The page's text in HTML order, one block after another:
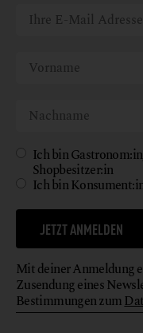
Ich bin
Shopbesitzer:in
Ich bin
JETZT ANMELDEN
Mit deiner Anmeldung
Zusendung eines
Bestimmungen zum